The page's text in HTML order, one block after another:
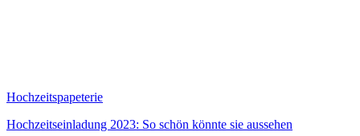
Hochzeitspapeterie
Hochzeitseinladung 2023: So schön könnte sie aussehen